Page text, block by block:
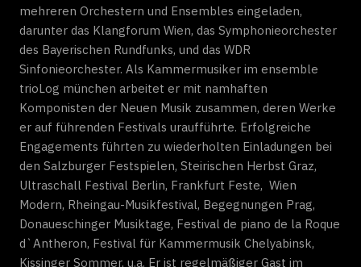
mehreren Orchestern und Ensembles eingeladen,
darunter das Klangforum Wien, das Symphonieorchester
des Bayerischen Rundfunks, und das WDR
Sinfonieorchester. Als Kammermusiker im ensemble
trioLog münchen arbeitet er mit namhaften
Komponisten der Neuen Musik zusammen, deren Werke
er auf führenden Festivals uraufführte. Erfolgreiche
Engagements führten zu wiederholten Einladungen bei
den Salzburger Festspielen, Steirischen Herbst Graz,
Ultraschall Festival Berlin, Frankfurt Feste, Wien
Modern, Rheingau-Musikfestival, Begegnungen Prag,
Donaueschinger Musiktage, Festival de piano de la Roque
d`Antheron, Festival für Kammermusik Chelyabinsk,
Kissinger Sommer, u.a. Er ist regelmäßiger Gast im